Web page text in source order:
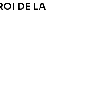
DE LA